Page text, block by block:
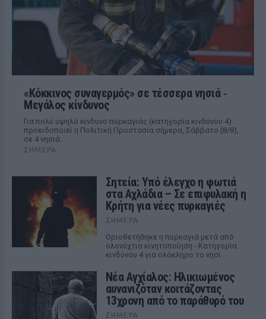
«Κόκκινος συναγερμός» σε τέσσερα νησιά ‑
Μεγάλος κίνδυνος
Για πολύ υψηλό κίνδυνο πυρκαγιάς (κατηγορία κινδύνου 4)
προειδοποιεί η Πολιτική Προστασία σήμερα, Σάββατο (8/8),
σε 4 νησιά.
ΣΉΜΕΡΑ
Σητεία: Υπό έλεγχο η φωτιά
στα Αχλάδια – Σε επιφυλακή η
Κρήτη για νέες πυρκαγιές
ΣΉΜΕΡΑ
Οριοθετήθηκε η πυρκαγιά μετά από
ολονύχτια κινητοποίηση - Κατηγορία
κινδύνου 4 για ολόκληρο το νησί
Νέα Αγχίαλος: Ηλικιωμένος
αυνανιζόταν κοιτάζοντας
13χρονη από το παράθυρό του
ΣΉΜΕΡΑ